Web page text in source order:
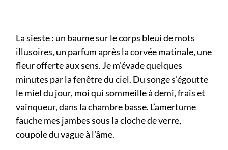
La sieste : un baume sur le corps bleui de mots
illusoires, un parfum après la corvée matinale, une
fleur offerte aux sens. Je m’évade quelques
minutes par la fenêtre du ciel. Du songe s’égoutte
le miel du jour, moi qui sommeille à demi, frais et
vainqueur, dans la chambre basse. L’amertume
fauche mes jambes sous la cloche de verre,
coupole du vague à l’âme.